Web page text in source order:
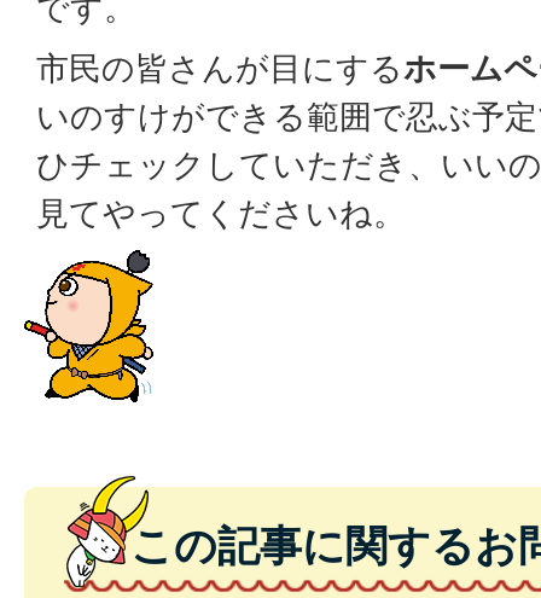
市民の皆さんが目にするホーム
いのすけができる範囲で忍ぶ予
ひチェックしていただき、いい
見てやってくださいね。
この記事に関するお